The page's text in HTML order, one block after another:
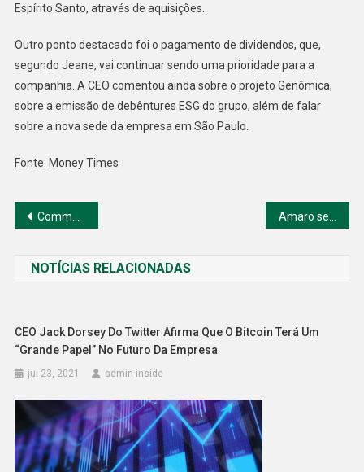
Espírito Santo, através de aquisições.
Outro ponto destacado foi o pagamento de dividendos, que,
segundo Jeane, vai continuar sendo uma prioridade para a
companhia. A CEO comentou ainda sobre o projeto Genômica,
sobre a emissão de debêntures ESG do grupo, além de falar
sobre a nova sede da empresa em São Paulo.
Fonte: Money Times
Navegação
Post
Commodities da China sentem efeito de demanda fraca e inflação
NOTÍCIAS RELACIONADAS
CEO Jack Dorsey Do Twitter Afirma Que O Bitcoin Terá Um
“grande Papel” No Futuro Da Empresa
jul 23, 2021 admin-inside